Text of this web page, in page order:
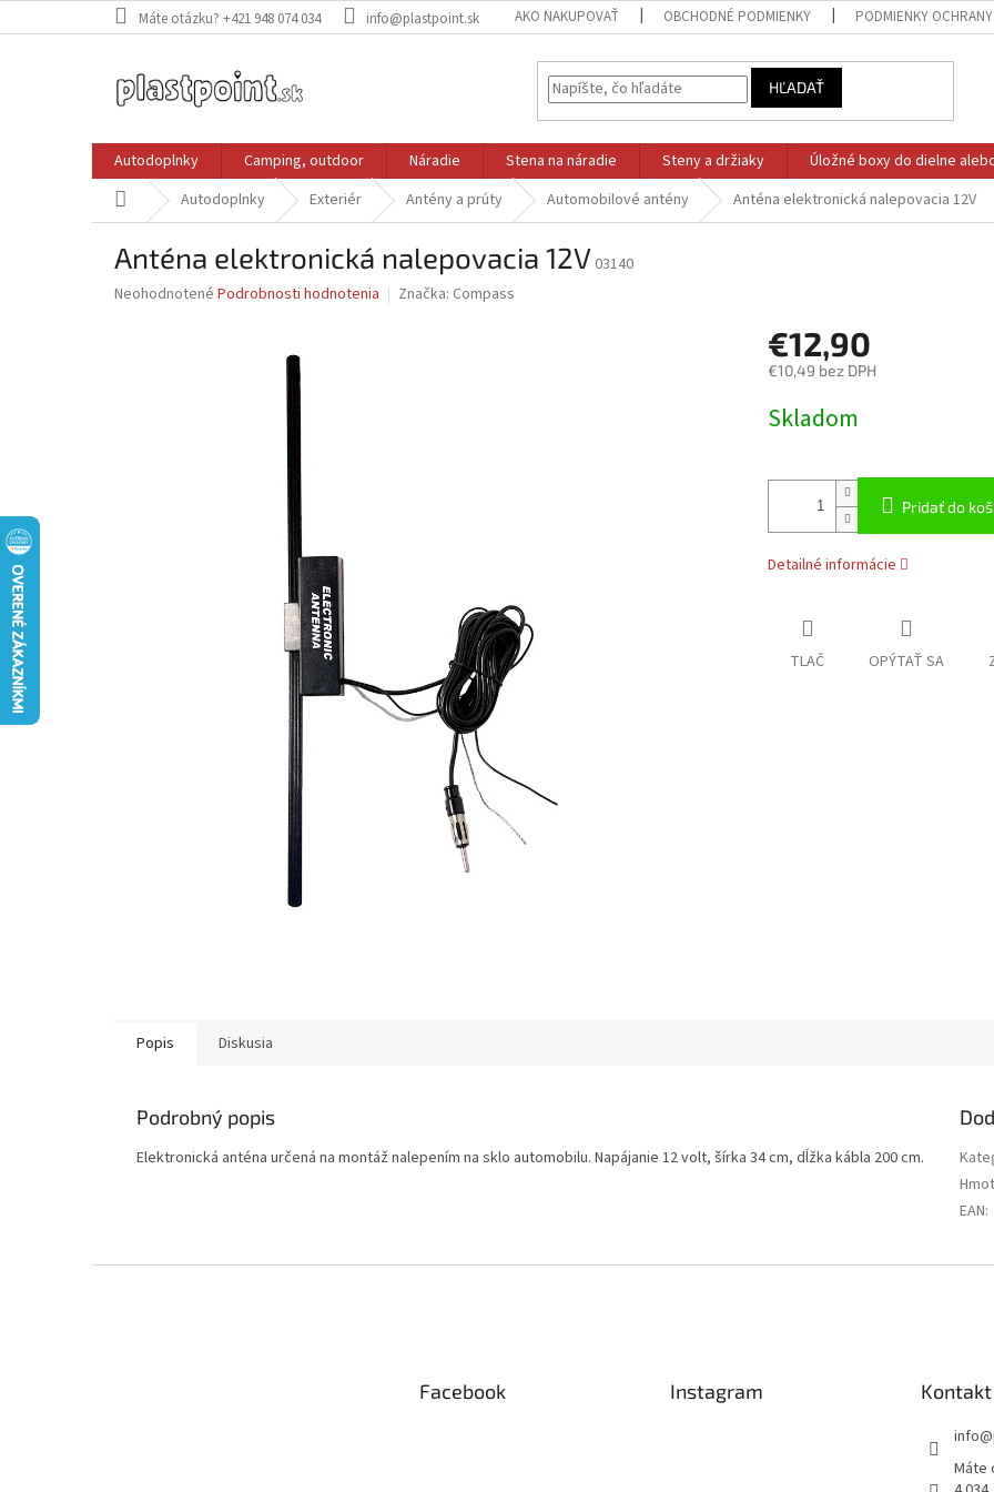
na
Máte otázku? +421 948 074 034 info@plastpoint.sk AKO NAKUPOVAŤ OBCHODNÉ PODMIENKY PODMIENKY OCHRANY
HĽADAŤ
Autodoplnky Camping, outdoor Náradie Stena na náradie Steny a držiaky Úložné boxy do dielne
DomovAutodoplnky Exteriér Antény a prúty Automobilové antény Anténa elektronická nalepovacia 12V
Anténa elektronická nalepovacia 12V 03140
Priemerné
Neohodnotené Podrobnosti hodnotenia Značka: Compass
€12,90
€10,49 bez DPH
cena:
Skladom
Pridať do
Detailné informácie
TLAČ OPÝTAŤ SA
Popis Diskusia
Podrobný popis
Elektronická anténa určená na montáž nalepením na sklo automobilu. Napájanie 12 volt, šírka 34 cm, dĺžka kábla 200 cm.
EAN:
Facebook Instagram Kontakt
info@
Máte